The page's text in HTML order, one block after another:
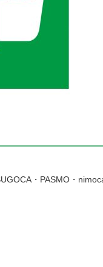
・PASMO・